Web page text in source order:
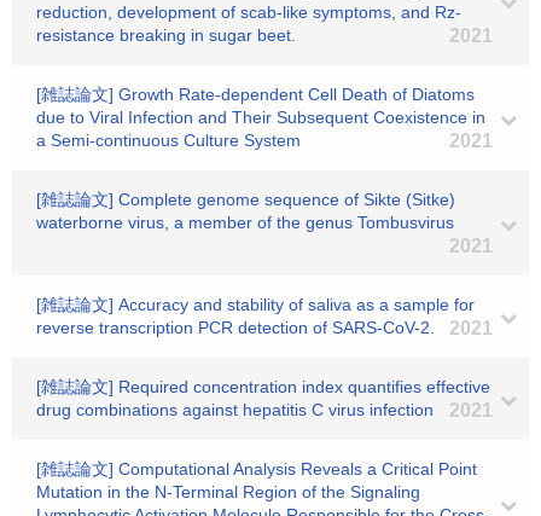
reduction, development of scab-like symptoms, and Rz-
resistance breaking in sugar beet.
2021
[雑誌論文] Growth Rate-dependent Cell Death of Diatoms
due to Viral Infection and Their Subsequent Coexistence in
a Semi-continuous Culture System
2021
[雑誌論文] Complete genome sequence of Sikte (Sitke)
waterborne virus, a member of the genus Tombusvirus
2021
[雑誌論文] Accuracy and stability of saliva as a sample for
reverse transcription PCR detection of SARS-CoV-2.
2021
[雑誌論文] Required concentration index quantifies effective
drug combinations against hepatitis C virus infection
2021
[雑誌論文] Computational Analysis Reveals a Critical Point
Mutation in the N-Terminal Region of the Signaling